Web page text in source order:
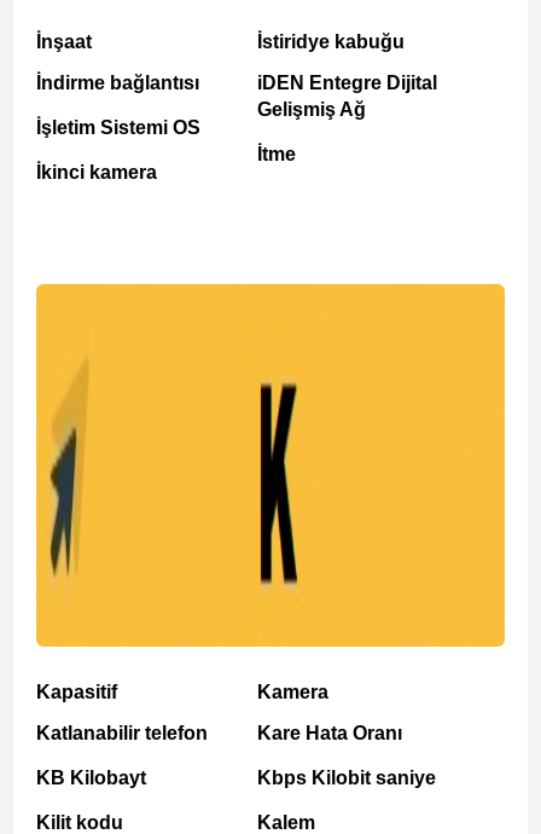
İnşaat
İndirme bağlantısı
İşletim Sistemi OS
İkinci kamera
İstiridye kabuğu
iDEN Entegre Dijital
Gelişmiş Ağ
İtme
Kapasitif
Katlanabilir telefon
KB Kilobayt
Kilit kodu
Kamera
Kare Hata Oranı
Kbps Kilobit saniye
Kalem